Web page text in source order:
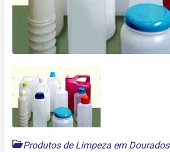
Produtos de Limpeza em Dourados